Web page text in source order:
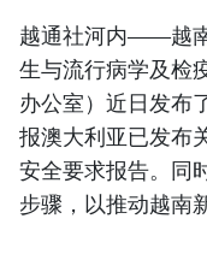
越通社河内——越
生与流行病学及检
办公室）近日发布
报澳大利亚已发布
安全要求报告。同
步骤，以推动越南